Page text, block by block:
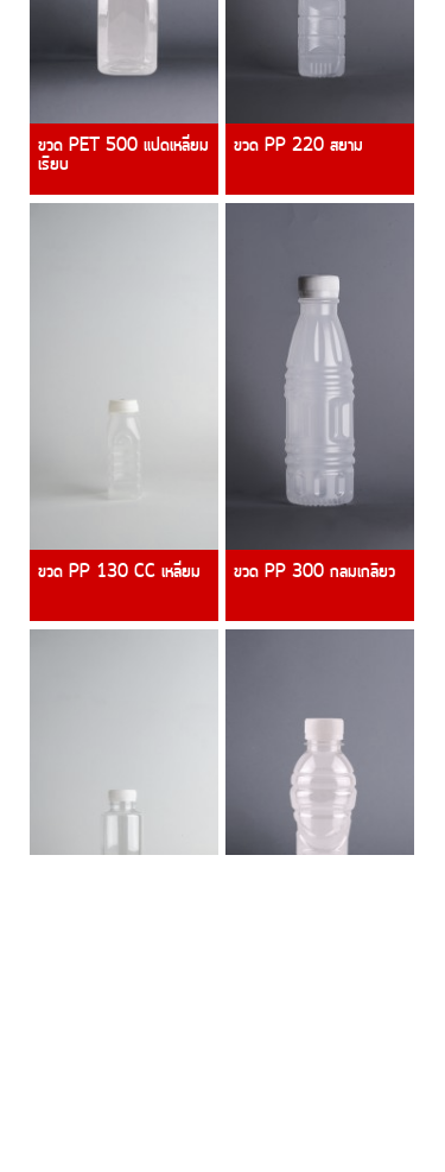
ขวด PET 500 แปดเหลี่ยม
เรียบ
ขวด PP 220 สยาม
ขวด PP 130 CC เหลี่ยม ขวด PP 300 กลมเกลียว